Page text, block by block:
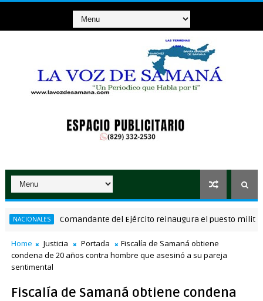
Comandante del Ejército reinaugura el puesto militar
Home Justicia Portada
Fiscalía de Samaná obtiene
condena de 20 años contra hombre que asesinó a su pareja
sentimental
Fiscalía de Samaná obtiene condena